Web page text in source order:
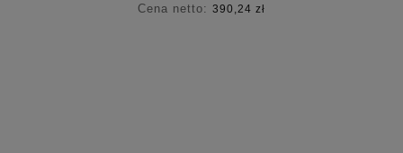
Cena netto: 390,24 zł